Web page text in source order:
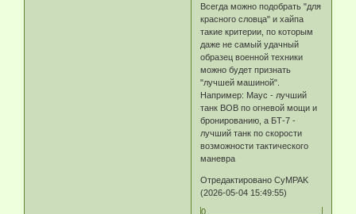
Всегда можно подобрать "для
красного словца" и хайпа
такие критерии, по которым
даже не самый удачный
образец военной техники
можно будет признать
"лучшей машиной".
Например: Маус - лучший
танк ВОВ по огневой мощи и
бронированию, а БТ-7 -
лучший танк по скорости
возможности тактического
маневра
Отредактировано CyMPAK
(2026-05-04 15:49:55)
0